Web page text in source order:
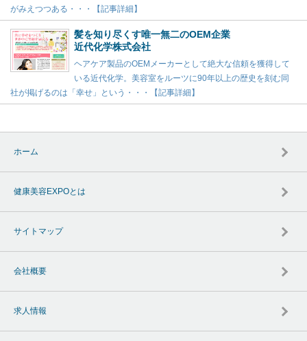
がみえつつある・・・【記事詳細】
髪を知り尽くす唯一無二のOEM企業
近代化学株式会社
ヘアケア製品のOEMメーカーとして絶大な信頼を獲得して
いる近代化学。美容室をルーツに90年以上の歴史を刻む同
社が掲げるのは「幸せ」という・・・【記事詳細】
ホーム
健康美容EXPOとは
サイトマップ
会社概要
求人情報